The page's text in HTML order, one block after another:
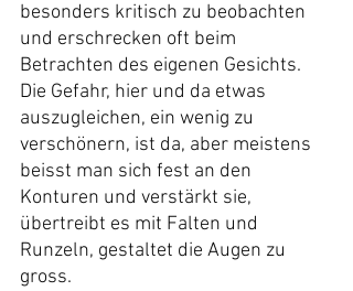
besonders kritisch zu beobachten
und erschrecken oft beim
Betrachten des eigenen Gesichts.
Die Gefahr, hier und da etwas
auszugleichen, ein wenig zu
verschönern, ist da, aber meistens
beisst man sich fest an den
Konturen und verstärkt sie,
übertreibt es mit Falten und
Runzeln, gestaltet die Augen zu
gross.